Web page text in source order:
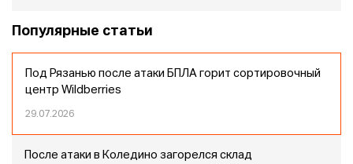
Популярные статьи
Под Рязанью после атаки БПЛА горит сортировочный
центр Wildberries
29.07.2026
После атаки в Коледино загорелся склад